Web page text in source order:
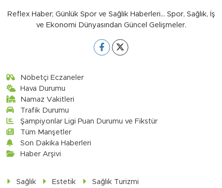
Reflex Haber; Günlük Spor ve Sağlık Haberleri... Spor, Sağlık, İş
ve Ekonomi Dünyasından Güncel Gelişmeler.
Nöbetçi Eczaneler
Hava Durumu
Namaz Vakitleri
Trafik Durumu
Şampiyonlar Ligi Puan Durumu ve Fikstür
Tüm Manşetler
Son Dakika Haberleri
Haber Arşivi
Sağlık Estetik
Sağlık Turizmi